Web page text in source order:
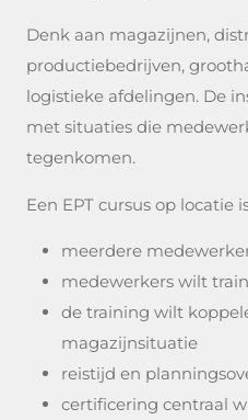
Denk aan magazijnen,
productiebedrijven,
logistieke afdelingen. De
met situaties die
tegenkomen.
Een EPT cursus op locatie
meerdere
medewerkers wilt
de training wilt
magazijnsituatie
reistijd en
certificering centraal